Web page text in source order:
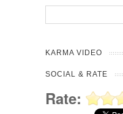
KARMA VIDEO
SOCIAL & RATE
Rate: